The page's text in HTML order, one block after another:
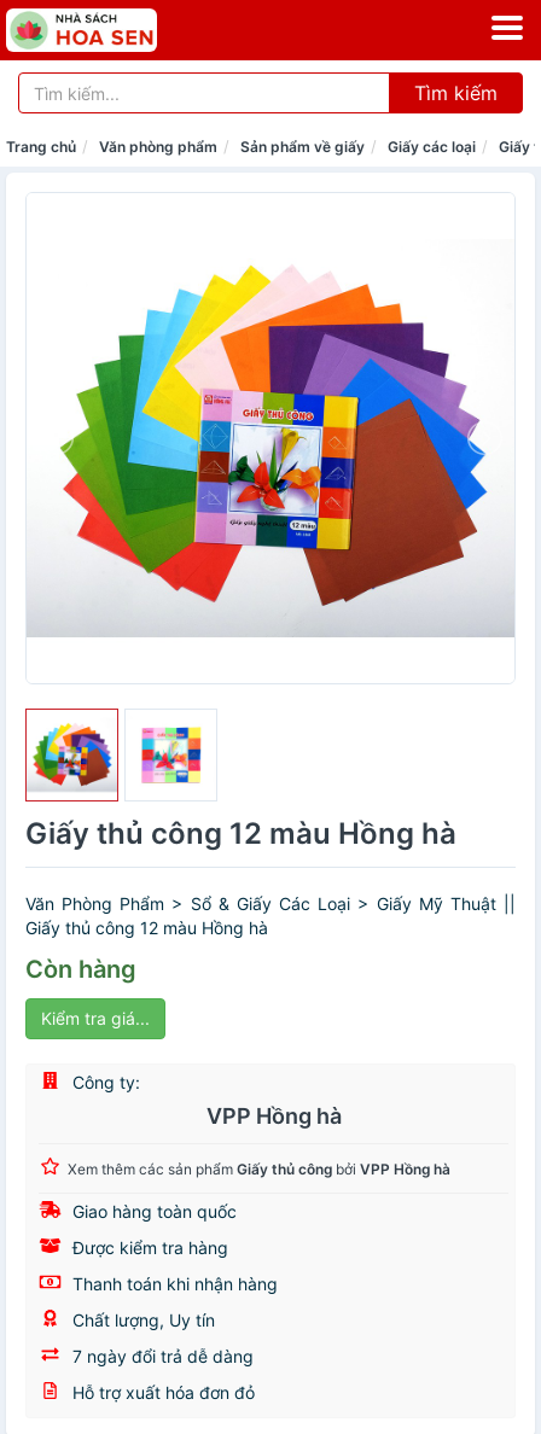
Tìm kiếm
Trang chủ Văn phòng phẩm Sản phẩm về giấy Giấy các loại Giấy
Giấy thủ công 12 màu Hồng hà
Văn Phòng Phẩm > Sổ & Giấy Các Loại > Giấy Mỹ Thuật ||
Giấy thủ công 12 màu Hồng hà
Còn hàng
Kiểm tra giá...
Công ty:
VPP Hồng hà
Xem thêm các sản phẩm Giấy thủ công bởi VPP Hồng hà
Giao hàng toàn quốc
Được kiểm tra hàng
Thanh toán khi nhận hàng
Chất lượng, Uy tín
7 ngày đổi trả dễ dàng
Hỗ trợ xuất hóa đơn đỏ